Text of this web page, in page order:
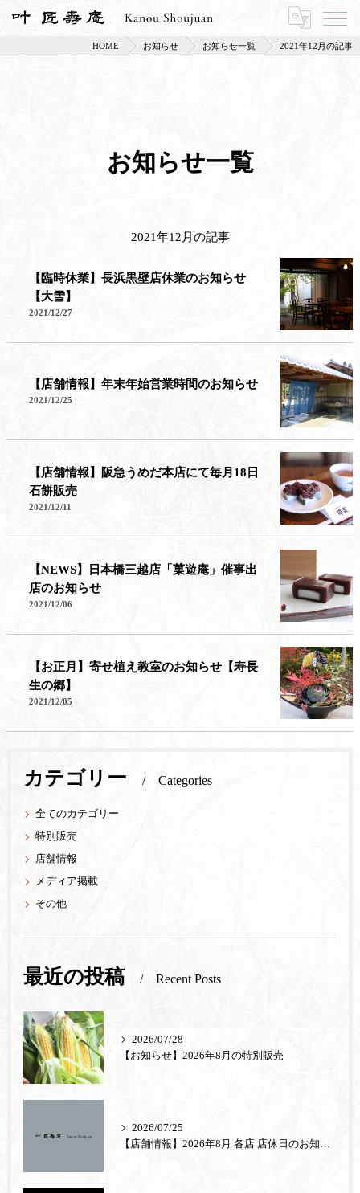
HOME お知らせ お知らせ一覧 2021年12月の記事
お知らせ一覧
2021年12月の記事
【臨時休業】長浜黒壁店休業のお知らせ
【大雪】
2021/12/27
【店舗情報】年末年始営業時間のお知らせ
2021/12/25
【店舗情報】阪急うめだ本店にて毎月18日
石餅販売
2021/12/11
【NEWS】日本橋三越店「菓遊庵」催事出
店のお知らせ
2021/12/06
【お正月】寄せ植え教室のお知らせ【寿長
生の郷】
2021/12/05
カテゴリー Categories
全てのカテゴリー
特別販売
店舗情報
メディア掲載
その他
最近の投稿 Recent Posts
2026/07/28
【お知らせ】2026年8月の特別販売
2026/07/25
【店舗情報】2026年8月 各店 店休日のお知らせ